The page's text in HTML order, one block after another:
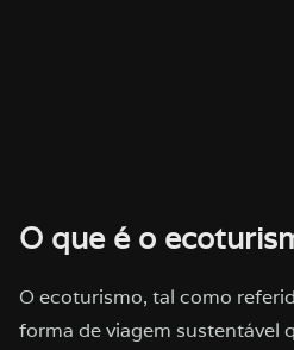
O que é o
O ecoturismo, tal como
forma de viagem sustentável